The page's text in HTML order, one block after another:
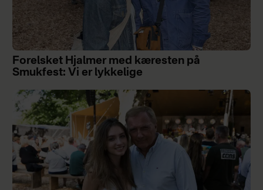
Forelsket Hjalmer med kæresten på
Smukfest: Vi er lykkelige